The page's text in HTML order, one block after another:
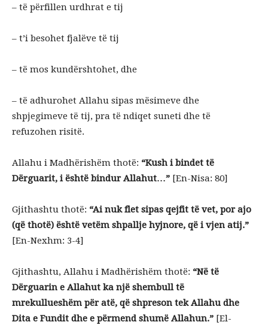
– të përfillen urdhrat e tij
– t’i besohet fjalëve të tij
– të mos kundërshtohet, dhe
– të adhurohet Allahu sipas mësimeve dhe
shpjegimeve të tij, pra të ndiqet suneti dhe të
refuzohen risitë.
Allahu i Madhërishëm thotë: “Kush i bindet të
Dërguarit, i është bindur Allahut…” [En-Nisa: 80]
Gjithashtu thotë: “Ai nuk flet sipas qejfit të vet, por ajo
(që thotë) është vetëm shpallje hyjnore, që i vjen atij.”
[En-Nexhm: 3-4]
Gjithashtu, Allahu i Madhërishëm thotë: “Në të
Dërguarin e Allahut ka një shembull të
mrekullueshëm për atë, që shpreson tek Allahu dhe
Dita e Fundit dhe e përmend shumë Allahun.” [El-